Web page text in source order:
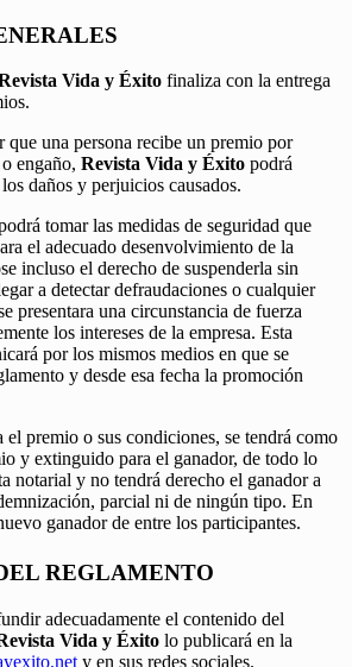
Vida y Éxito finaliza con la entrega
que una persona recibe un premio por
engaño, Revista Vida y Éxito podrá
daños y perjuicios causados.
tomar las medidas de seguridad que
el adecuado desenvolvimiento de la
incluso el derecho de suspenderla sin
a detectar defraudaciones o cualquier
presentara una circunstancia de fuerza
los intereses de la empresa. Esta
por los mismos medios en que se
y desde esa fecha la promoción
el premio o sus condiciones, se tendrá como
y extinguido para el ganador, de todo lo
notarial y no tendrá derecho el ganador a
parcial ni de ningún tipo. En
ganador de entre los participantes.
REGLAMENTO
adecuadamente el contenido del
Vida y Éxito lo publicará en la
y en sus redes sociales.